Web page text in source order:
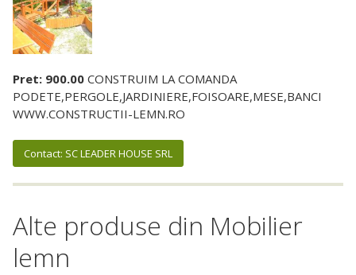
Pret: 900.00 CONSTRUIM LA COMANDA
PODETE,PERGOLE,JARDINIERE,FOISOARE,MESE,BANCI
WWW.CONSTRUCTII-LEMN.RO
Contact: SC LEADER HOUSE SRL
Alte produse din Mobilier
lemn